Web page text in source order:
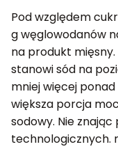
Pod względem
g węglowodanów
na produkt
stanowi sód na
mniej więcej
większa porcja
sodowy. Nie
technologicznych.